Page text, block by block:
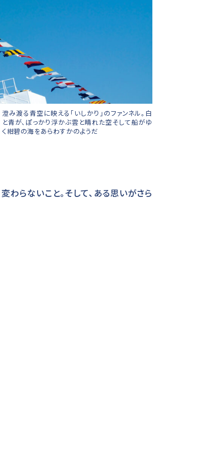
わらないこと。そして、ある思いがさら
澄み渡る青空に映える「いしかり」のファンネル。白
と青が、ぽっかり浮かぶ雲と晴れた空そして船がゆ
く紺碧の海をあらわすかのようだ